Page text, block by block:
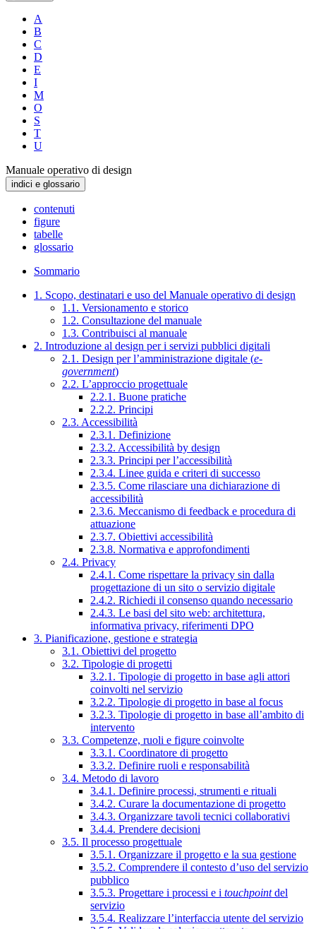
A
B
C
D
E
I
M
O
S
T
U
Manuale operativo di design
indici e glossario
contenuti
figure
tabelle
glossario
Sommario
1. Scopo, destinatari e uso del Manuale operativo di design
1.1. Versionamento e storico
1.2. Consultazione del manuale
1.3. Contribuisci al manuale
2. Introduzione al design per i servizi pubblici digitali
2.1. Design per l’amministrazione digitale (e-
government)
2.2. L’approccio progettuale
2.2.1. Buone pratiche
2.2.2. Principi
2.3. Accessibilità
2.3.1. Definizione
2.3.2. Accessibilità by design
2.3.3. Principi per l’accessibilità
2.3.4. Linee guida e criteri di successo
2.3.5. Come rilasciare una dichiarazione di
accessibilità
2.3.6. Meccanismo di feedback e procedura di
attuazione
2.3.7. Obiettivi accessibilità
2.3.8. Normativa e approfondimenti
2.4. Privacy
2.4.1. Come rispettare la privacy sin dalla
progettazione di un sito o servizio digitale
2.4.2. Richiedi il consenso quando necessario
2.4.3. Le basi del sito web: architettura,
informativa privacy, riferimenti DPO
3. Pianificazione, gestione e strategia
3.1. Obiettivi del progetto
3.2. Tipologie di progetti
3.2.1. Tipologie di progetto in base agli attori
coinvolti nel servizio
3.2.2. Tipologie di progetto in base al focus
3.2.3. Tipologie di progetto in base all’ambito di
intervento
3.3. Competenze, ruoli e figure coinvolte
3.3.1. Coordinatore di progetto
3.3.2. Definire ruoli e responsabilità
3.4. Metodo di lavoro
3.4.1. Definire processi, strumenti e rituali
3.4.2. Curare la documentazione di progetto
3.4.3. Organizzare tavoli tecnici collaborativi
3.4.4. Prendere decisioni
3.5. Il processo progettuale
3.5.1. Organizzare il progetto e la sua gestione
3.5.2. Comprendere il contesto d’uso del servizio
pubblico
3.5.3. Progettare i processi e i touchpointdel
servizio
3.5.4. Realizzare l’interfaccia utente del servizio